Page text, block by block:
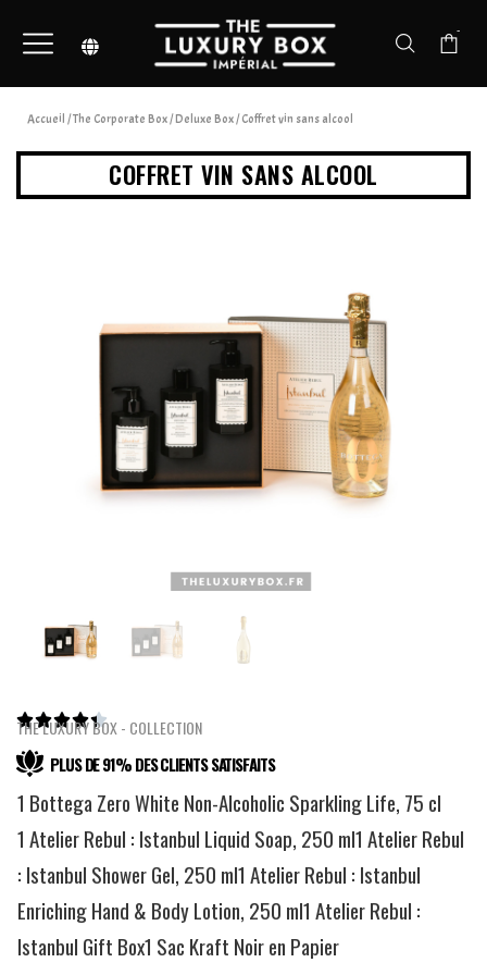
-
Accueil /The Corporate Box/Deluxe Box/ Coffret vin sans alcool
COFFRET VIN SANS ALCOOL

THE LUXURY BOX - COLLECTION
PLUS DE 91% DES CLIENTS SATISFAITS
1 Bottega Zero White Non-Alcoholic Sparkling Life, 75 cl
1 Atelier Rebul : Istanbul Liquid Soap, 250 ml1 Atelier Rebul
: Istanbul Shower Gel, 250 ml1 Atelier Rebul : Istanbul
Enriching Hand & Body Lotion, 250 ml1 Atelier Rebul :
Istanbul Gift Box1 Sac Kraft Noir en Papier